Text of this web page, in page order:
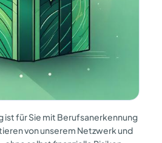
istfür Sie mit Berufsanerkennung
von unserem Netzwerkund